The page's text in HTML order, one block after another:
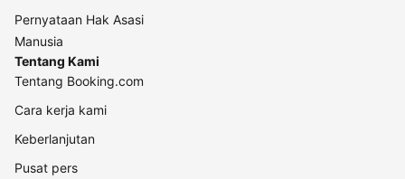
Pernyataan Hak Asasi
Manusia
Tentang Kami
Tentang Booking.com
Cara kerja kami
Keberlanjutan
Pusat pers